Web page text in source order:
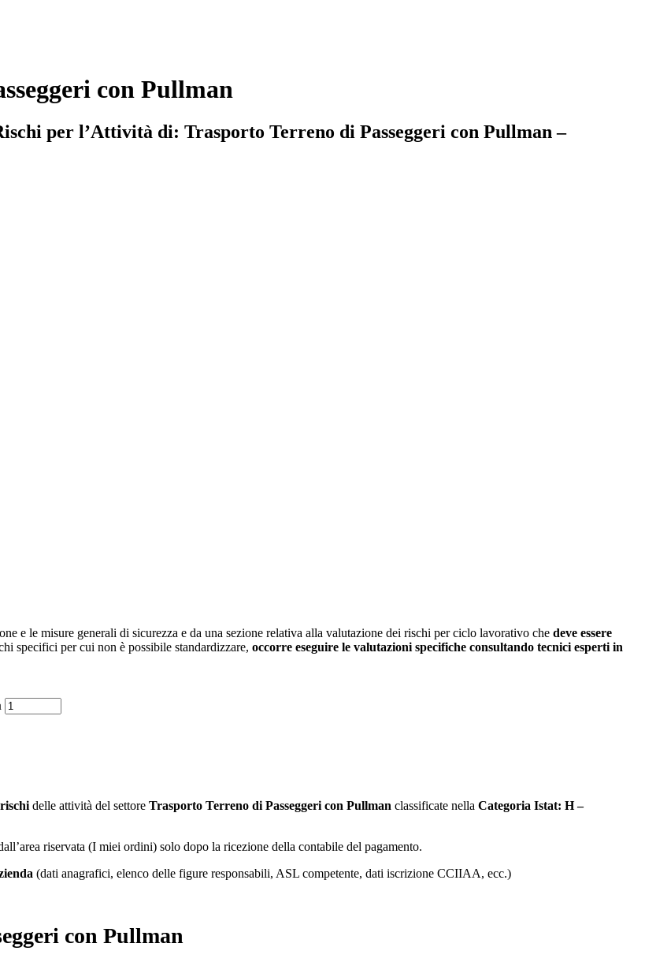
con Pullman
per l’Attività di: Trasporto Terreno di Passeggeri con Pullman –
e le misure generali di sicurezza e da una sezione relativa alla valutazione dei rischi per ciclo lavorativo che deve essere
specifici per cui non è possibile standardizzare, occorre eseguire le valutazioni specifiche consultando tecnici esperti in
delle attività del settore Trasporto Terreno di Passeggeri con Pullman classificate nella Categoria Istat: H –
riservata (I miei ordini) solo dopo la ricezione della contabile del pagamento.
(dati anagrafici, elenco delle figure responsabili, ASL competente, dati iscrizione CCIIAA, ecc.)
con Pullman